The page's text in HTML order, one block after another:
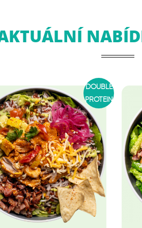
DOUBLE
PROTEIN